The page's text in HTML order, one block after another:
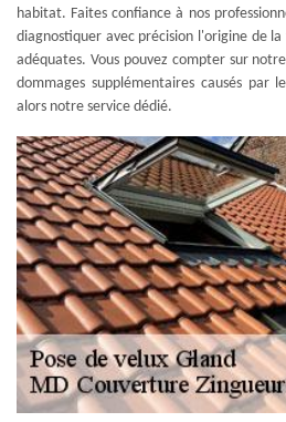
habitat. Faites confiance à nos
diagnostiquer avec précision l'origine de
adéquates. Vous pouvez compter sur
dommages supplémentaires causés par
alors notre service dédié.